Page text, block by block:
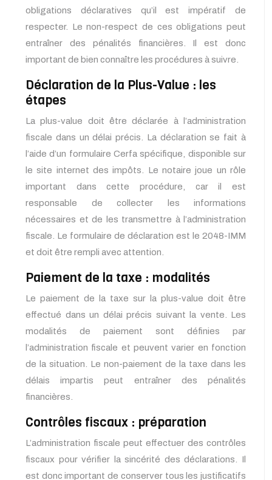
obligations déclaratives qu’il est impératif de
respecter. Le non-respect de ces obligations peut
entraîner des pénalités financières. Il est donc
important de bien connaître les procédures à suivre.
Déclaration de la Plus-Value : les
étapes
La plus-value doit être déclarée à l’administration
fiscale dans un délai précis. La déclaration se fait à
l’aide d’un formulaire Cerfa spécifique, disponible sur
le site internet des impôts. Le notaire joue un rôle
important dans cette procédure, car il est
responsable de collecter les informations
nécessaires et de les transmettre à l’administration
fiscale. Le formulaire de déclaration est le 2048-IMM
et doit être rempli avec attention.
Paiement de la taxe : modalités
Le paiement de la taxe sur la plus-value doit être
effectué dans un délai précis suivant la vente. Les
modalités de paiement sont définies par
l’administration fiscale et peuvent varier en fonction
de la situation. Le non-paiement de la taxe dans les
délais impartis peut entraîner des pénalités
financières.
Contrôles fiscaux : préparation
L’administration fiscale peut effectuer des contrôles
fiscaux pour vérifier la sincérité des déclarations. Il
est donc important de conserver tous les justificatifs